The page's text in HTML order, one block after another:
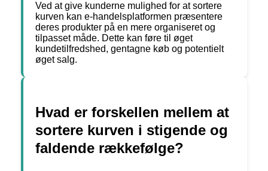
Ved at give kunderne mulighed for at sortere
kurven kan e-handelsplatformen præsentere
deres produkter på en mere organiseret og
tilpasset måde. Dette kan føre til øget
kundetilfredshed, gentagne køb og potentielt
øget salg.
Hvad er forskellen mellem at
sortere kurven i stigende og
faldende rækkefølge?